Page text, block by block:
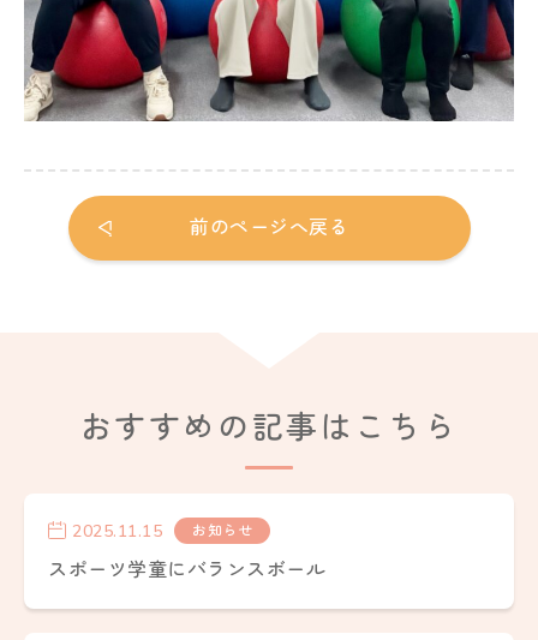
前のページへ戻る
おすすめの記事はこちら
2025.11.15 お知らせ
スポーツ学童にバランスボール